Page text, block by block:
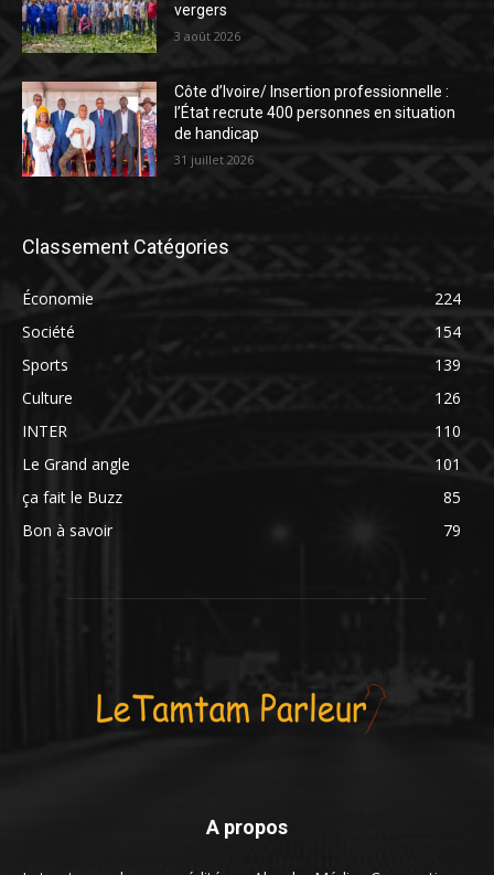
vergers
3 août 2026
Côte d’Ivoire/ Insertion professionnelle :
l’État recrute 400 personnes en situation
de handicap
31 juillet 2026
Classement Catégories
Économie
224
Société
154
Sports
139
Culture
126
INTER
110
Le Grand angle
101
ça fait le Buzz
85
Bon à savoir
79
A propos